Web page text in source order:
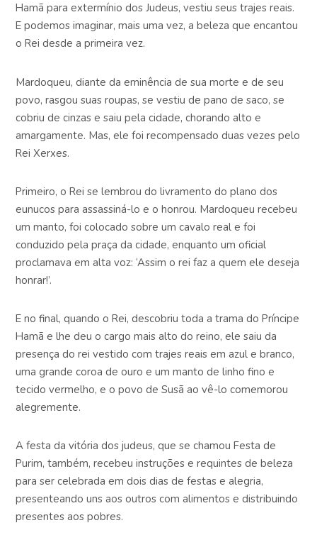
Hamã para extermínio dos Judeus, vestiu seus trajes reais.
E podemos imaginar, mais uma vez, a beleza que encantou
o Rei desde a primeira vez.
Mardoqueu, diante da eminência de sua morte e de seu
povo, rasgou suas roupas, se vestiu de pano de saco, se
cobriu de cinzas e saiu pela cidade, chorando alto e
amargamente. Mas, ele foi recompensado duas vezes pelo
Rei Xerxes.
Primeiro, o Rei se lembrou do livramento do plano dos
eunucos para assassiná-lo e o honrou. Mardoqueu recebeu
um manto, foi colocado sobre um cavalo real e foi
conduzido pela praça da cidade, enquanto um oficial
proclamava em alta voz: ‘Assim o rei faz a quem ele deseja
honrar!’.
E no final, quando o Rei, descobriu toda a trama do Príncipe
Hamã e lhe deu o cargo mais alto do reino, ele saiu da
presença do rei vestido com trajes reais em azul e branco,
uma grande coroa de ouro e um manto de linho fino e
tecido vermelho, e o povo de Susã ao vê-lo comemorou
alegremente.
A festa da vitória dos judeus, que se chamou Festa de
Purim, também, recebeu instruções e requintes de beleza
para ser celebrada em dois dias de festas e alegria,
presenteando uns aos outros com alimentos e distribuindo
presentes aos pobres.